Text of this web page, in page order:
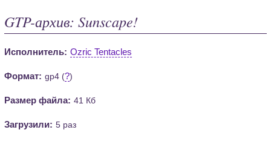
GTP-архив: Sunscape!
Исполнитель: Ozric Tentacles
Формат: gp4 (?)
Размер файла: 41 Кб
Загрузили: 5 раз